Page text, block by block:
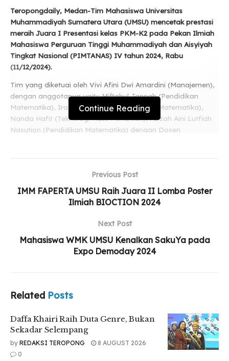
Teropongdaily, Medan-Tim Mahasiswa Universitas
Muhammadiyah Sumatera Utara (UMSU) mencetak prestasi
meraih Juara I Presentasi kelas PKM-K2 pada Pekan Ilmiah
Mahasiswa Perguruan Tinggi Muhammadiyah dan Aisyiyah
Tingkat Nasional (PIMTANAS) IV tahun 2024, Rabu
(11/12/2024).
Tim yang diketuai oleh Vivi Afini Dwi Amardini (Manajemen),
dengan anggotanya yaitu Miftahul Jannah (Pendidikan
Matematika), Ira Sufina Zahra (Pendidikan Matematika),
Nanda Hafit (Teknologi Hasil Pertanian), Azizah Aini Lutfiah
Nasution (Pendidikan Matematika) dengan Dosen
Daffa Khairi Raih Duta Genre, Bukan Sekadar
kepada Persyarikatan Muhammadiyah
UMSU Perkuat Relawan Gerakan Kebajikan
Ketua Tim, Vivi Afini Dwi Amardini menyampaikan rasa
syukurnya dapat lolos pendanaan sampai raih Juara I
PIMTANAS.
Continue Reading
Previous Post
IMM FAPERTA UMSU Raih Juara II Lomba Poster
Ilmiah BIOCTION 2024
Next Post
Mahasiswa WMK UMSU Kenalkan SakuYa pada
Expo Demoday 2024
Related Posts
Daffa Khairi Raih Duta Genre, Bukan
Sekadar Selempang
by REDAKSI TEROPONG
8 AUGUST 2026
0